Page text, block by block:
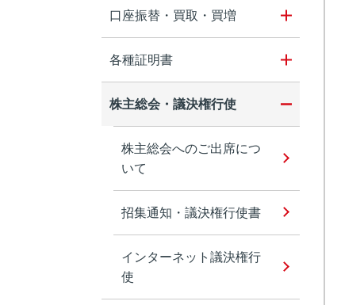
口座振替・買取・買増
各種証明書
株主総会・議決権行使
株主総会へのご出席につ
いて
招集通知・議決権行使書
インターネット議決権行
使